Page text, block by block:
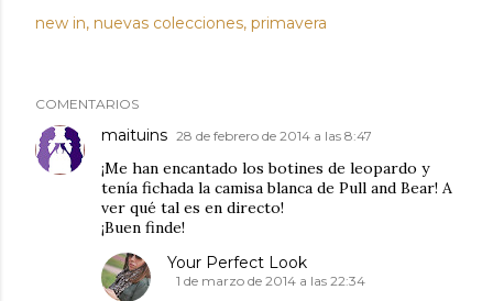
new in nuevas colecciones primavera
COMENTARIOS
maituins 28 de febrero de 2014 a las 8:47
¡Me han encantado los botines de leopardo y
tenía fichada la camisa blanca de Pull and Bear! A
ver qué tal es en directo!
¡Buen finde!
Your Perfect Look
1 de marzo de 2014 a las 22:34